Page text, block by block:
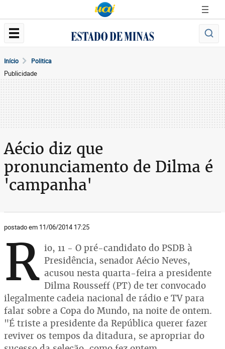
Início Politica
Publicidade
Aécio diz que
pronunciamento de Dilma é
'campanha'
postado em 11/06/2014 17:25
R io, 11 - O pré-candidato do PSDB à
Presidência, senador Aécio Neves,
acusou nesta quarta-feira a presidente
Dilma Rousseff (PT) de ter convocado
ilegalmente cadeia nacional de rádio e TV para
falar sobre a Copa do Mundo, na noite de ontem.
"É triste a presidente da República querer fazer
reviver os tempos da ditadura, se apropriar do